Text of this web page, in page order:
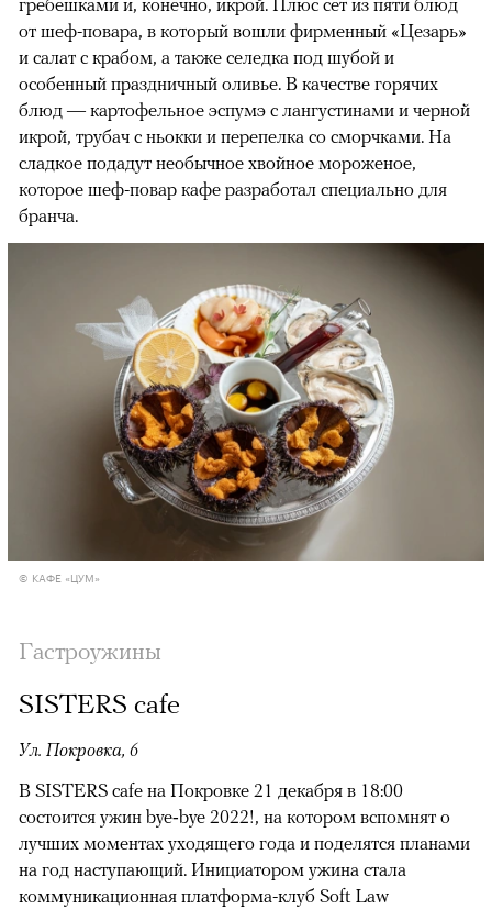
от шеф-повара, в который вошли фирменный «Цезарь»
и салат с крабом, а также селедка под шубой и
особенный праздничный оливье. В качестве горячих
блюд — картофельное эспумэ с лангустинами и черной
икрой, трубач с ньокки и перепелка со сморчками. На
сладкое подадут необычное хвойное мороженое,
которое шеф-повар кафе разработал специально для
бранча.
© КАФЕ «ЦУМ»
Гастроужины
SISTERS cafe
Ул. Покровка, 6
В SISTERS cafe на Покровке 21 декабря в 18:00
состоится ужин bye‑bye 2022!, на котором вспомнят о
лучших моментах уходящего года и поделятся планами
на год наступающий. Инициатором ужина стала
коммуникационная платформа-клуб Soft Law